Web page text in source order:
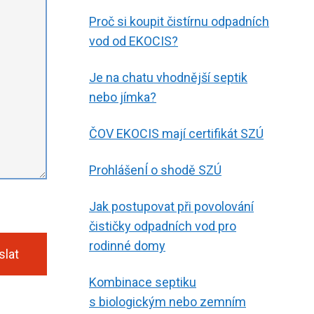
Proč si koupit čistírnu odpadních
vod od EKOCIS?
Je na chatu vhodnější septik
nebo jímka?
ČOV EKOCIS mají certifikát SZÚ
ProhlášenÍ o shodě SZÚ
Jak postupovat při povolování
čističky odpadních vod pro
rodinné domy
Kombinace septiku
s biologickým nebo zemním